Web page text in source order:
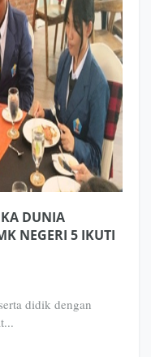
DUNIA
NEGERI 5 IKUTI
didik dengan